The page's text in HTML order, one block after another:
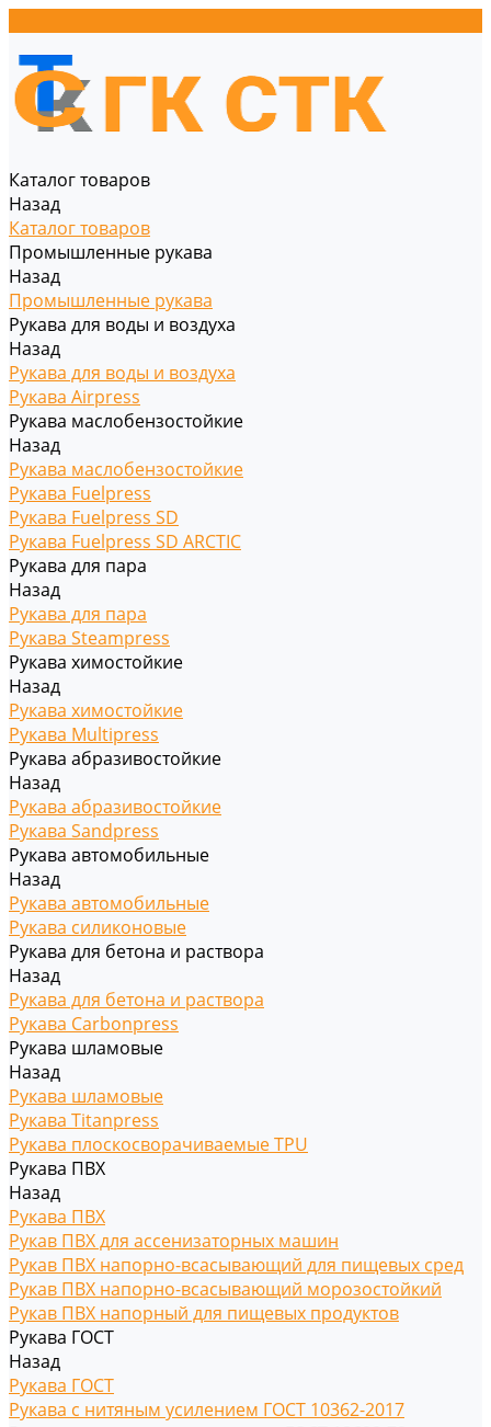
Каталог товаров
Назад
Каталог товаров
Промышленные рукава
Назад
Промышленные рукава
Рукава для воды и воздуха
Назад
Рукава для воды и воздуха
Рукава Airpress
Рукава маслобензостойкие
Назад
Рукава маслобензостойкие
Рукава Fuelpress
Рукава Fuelpress SD
Рукава Fuelpress SD ARCTIC
Рукава для пара
Назад
Рукава для пара
Рукава Steampress
Рукава химостойкие
Назад
Рукава химостойкие
Рукава Multipress
Рукава абразивостойкие
Назад
Рукава абразивостойкие
Рукава Sandpress
Рукава автомобильные
Назад
Рукава автомобильные
Рукава силиконовые
Рукава для бетона и раствора
Назад
Рукава для бетона и раствора
Рукава Carbonpress
Рукава шламовые
Назад
Рукава шламовые
Рукава Titanpress
Рукава плоскосворачиваемые TPU
Рукава ПВХ
Назад
Рукава ПВХ
Рукав ПВХ для ассенизаторных машин
Рукав ПВХ напорно-всасывающий для пищевых сред
Рукав ПВХ напорно-всасывающий морозостойкий
Рукав ПВХ напорный для пищевых продуктов
Рукава ГОСТ
Назад
Рукава ГОСТ
Рукава с нитяным усилением ГОСТ 10362-2017